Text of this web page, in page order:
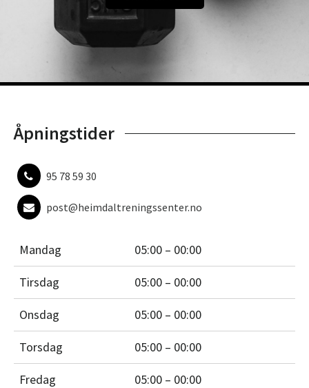
Åpningstider
95 78 59 30
post@heimdaltreningssenter.no
Mandag 05:00 – 00:00
Tirsdag 05:00 – 00:00
Onsdag 05:00 – 00:00
Torsdag 05:00 – 00:00
Fredag 05:00 – 00:00